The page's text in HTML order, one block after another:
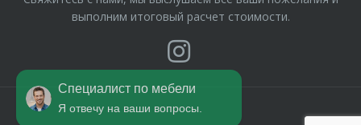
Специалист по мебели
Я отвечу на ваши вопросы.
выполним итоговый расчет стоимости.